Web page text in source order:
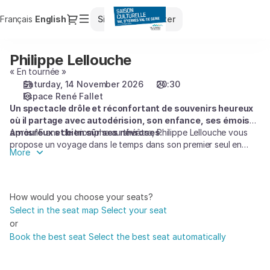
Français Current
English Dialog
Sign in Register
selection
Fallet
14.11.2026
20:30
Philippe
Lellouche]
Culturelle
d'Yerres
Philippe
Lellouche
Philippe Lellouche
« En tournée »
Saturday, 14 November 2026
20:30
Espace René Fallet
Un spectacle drôle et réconfortant de souvenirs heureux
où il partage avec autodérision, son enfance, ses émois
amoureux et bien sûr ses névroses.
Après 15 ans de triomphe au théâtre, Philippe Lellouche vous
propose un voyage dans le temps dans son premier seul en
scène. Un moment de bonheur assumé dont nous avons tous
More
How would you choose your seats?
Select in the seat map Select your seat
or
Book the best seat Select the best seat automatically